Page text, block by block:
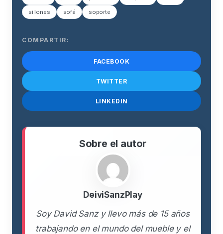
sillones sofá soporte
COMPARTIR:
FACEBOOK
TWITTER
LINKEDIN
Sobre el autor
DeiviSanzPlay
Soy David Sanz y llevo más de 15 años
trabajando en el mundo del mueble y el